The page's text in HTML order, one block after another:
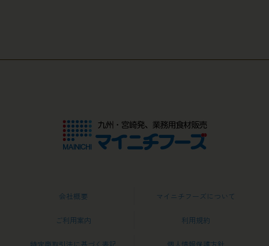
会社概要 マイニチフーズについて
ご利用案内 利用規約
特定商取引法に基づく表記 個人情報保護方針